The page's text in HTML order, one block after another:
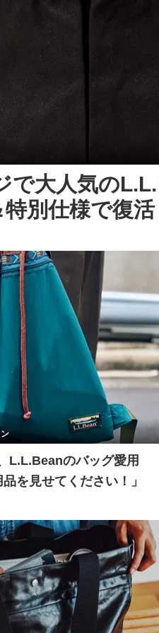
で大人気の
別仕様で復活
L.L.Beanのバッグ愛用
を見せてください！」